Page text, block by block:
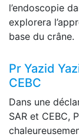
l’endoscopie
explorera
base du crâne.
Pr Yazid
CEBC
Dans une
SAR et CEBC,